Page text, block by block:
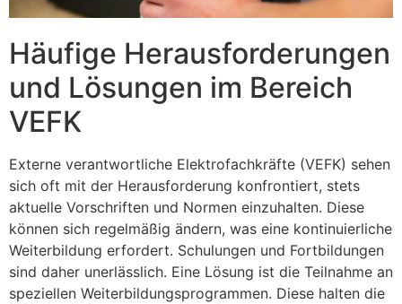
Häufige Herausforderungen
und Lösungen im Bereich
VEFK
Externe verantwortliche Elektrofachkräfte (VEFK) sehen
sich oft mit der Herausforderung konfrontiert, stets
aktuelle Vorschriften und Normen einzuhalten. Diese
können sich regelmäßig ändern, was eine kontinuierliche
Weiterbildung erfordert. Schulungen und Fortbildungen
sind daher unerlässlich. Eine Lösung ist die Teilnahme an
speziellen Weiterbildungsprogrammen. Diese halten die